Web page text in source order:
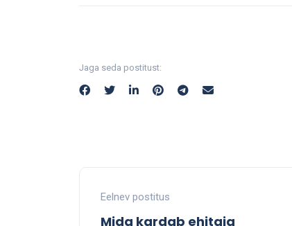
Jaga seda postitust:
Eelnev postitus
Mida kardab ehitaja